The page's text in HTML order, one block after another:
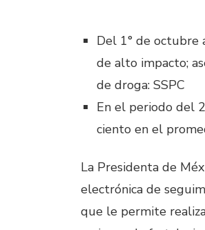
Del 1° de octubre
de alto impacto;
de droga: SSPC
En el periodo del
ciento en el
La Presidenta de
electrónica de
que le permite